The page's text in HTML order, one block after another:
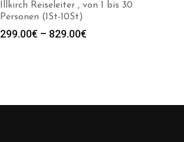
Illkirch Reiseleiter , von 1 bis 30
Personen (1St-10St)
299.00€ – 829.00€Preisspanne: